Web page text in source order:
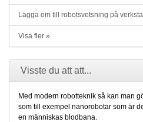
Lägga om till robotsvetsning på
Visa fler »
Visste du att att...
Med modern robotteknik så kan man
som till exempel nanorobotar som är
en människas blodbana.